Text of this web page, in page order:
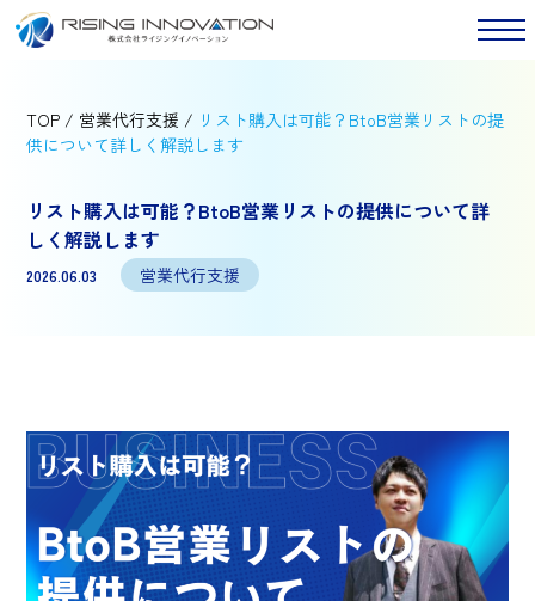
TOP / 営業代行支援 / リスト購入は可能？BtoB営業リストの提
供について詳しく解説します
リスト購入は可能？BtoB営業リストの提供について詳
しく解説します
2026.06.03 営業代行支援